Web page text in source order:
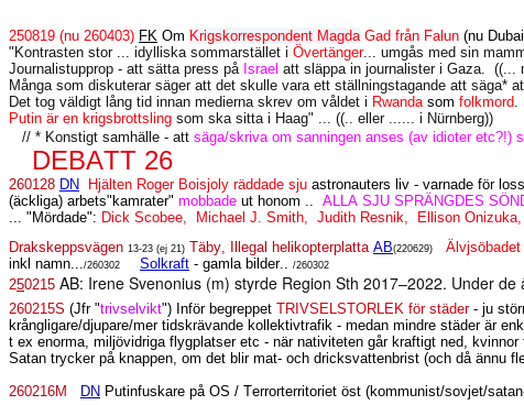
250819 (nu 260403) FK Om Krigskorrespondent MagdaGad från Falun (nu
"Kontrasten stor ... idylliska sommarstället i Övertänger... umgås med sin
Journalistupprop - att sätta press på Israel att släppa in journalister i Gaza. ((...
Många som diskuterar säger att det skulle vara ett ställningstagande att säga*
Det tog väldigt lång tid innan medierna skrev om våldet i Rwanda som folkmord.
Putin är en krigsbrottsling som ska sitta i Haag" ... ((.. eller ...... i Nürnberg))
// * Konstigt samhälle - att säga/skriva om sanningen anses (av idioter etc?!)
DEBATT 26
260128 DN Hjälten Roger Boisjoly räddade sju astronauters liv - varnade för
(äckliga) arbets"kamrater" mobbade ut honom .. ALLA SJU SPRÄNGDES
... "Mördade": Dick Scobee, Michael J. Smith, Judith Resnik, Ellison Onizuka,
Drakskeppsvägen 13-23 (ej 21) Täby, Illegal helikopterplatta AB(220629) Älvjsöbadet
inkl namn.../260302 Solkraft - gamla bilder.. /260302
250215 AB: Irene Svenonius (m) styrde Region Sth 2017–2022. Under
260215S (Jfr "trivselvikt") Inför begreppet TRIVSELSTORLEK för städer- ju
krångligare/djupare/mer tidskrävande kollektivtrafik - medan mindre städer är
t ex enorma, miljövidriga flygplatser etc - när nativiteten går kraftigt ned,
Satan trycker på knappen, om det blir mat- och dricksvattenbrist (och då ännu
260216M DN Putinfuskare på OS / Terrorterritoriet öst (kommunist/sovjet/